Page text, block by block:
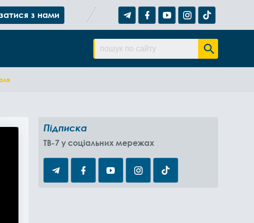
з нами
Підписка
TB-7 у соціальних мережах